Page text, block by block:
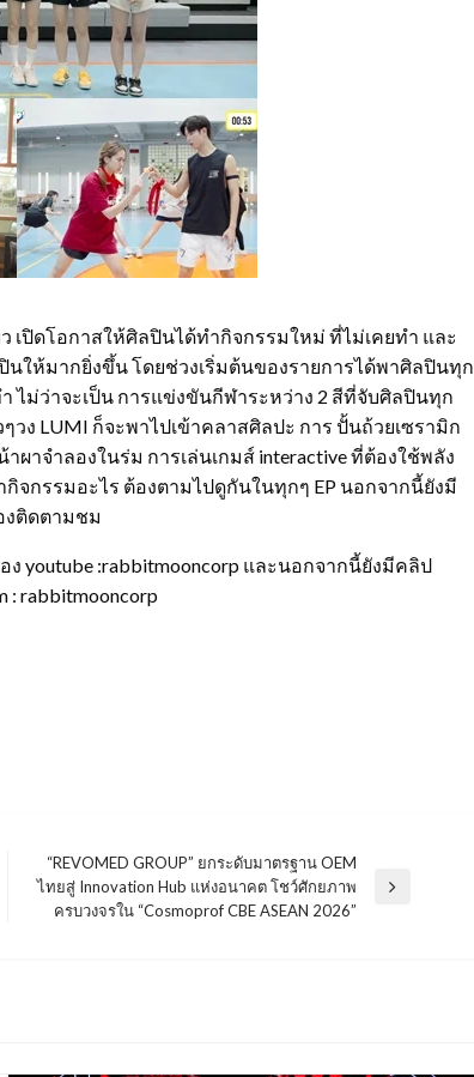
เปิดโอกาสให้ศิลปินได้ทำกิจกรรมใหม่ ที่ไม่เคยทำ และ
นให้มากยิ่งขึ้น โดยช่วงเริ่มต้นของรายการได้พาศิลปินทุก
ม่ว่าจะเป็น การแข่งขันกีฬาระหว่าง 2 สีที่จับศิลปินทุก
LUMI ก็จะพาไปเข้าคลาสศิลปะ การ ปั้นถ้วยเซรามิก
าจำลองในร่ม การเล่นเกมส์ interactive ที่ต้องใช้พลัง
จกรรมอะไร ต้องตามไปดูกันในทุกๆ EP นอกจากนี้ยังมี
ติดตามชม
youtube :rabbitmooncorp และนอกจากนี้ยังมีคลิป
: rabbitmooncorp
Next
Post
“REVOMED GROUP” ยกระดับมาตรฐาน OEM
ไทยสู่ Innovation Hub แห่งอนาคต โชว์ศักยภาพ
ครบวงจรใน “Cosmoprof CBE ASEAN 2026”